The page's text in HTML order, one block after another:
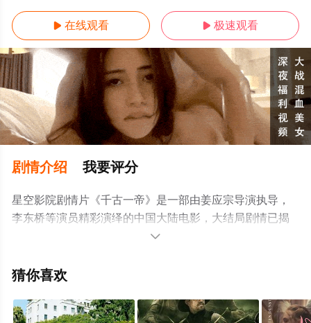
 在线观看  极速观看
剧情介绍 我要评分
星空影院剧情片《千古一帝》是一部由姜应宗导演执导，
李东桥等演员精彩演绎的中国大陆电影，大结局剧情已揭
晓（1-1全集），手机免费观看高清未删减完整版电影大全
或剧情网等平台了解。

猜你喜欢